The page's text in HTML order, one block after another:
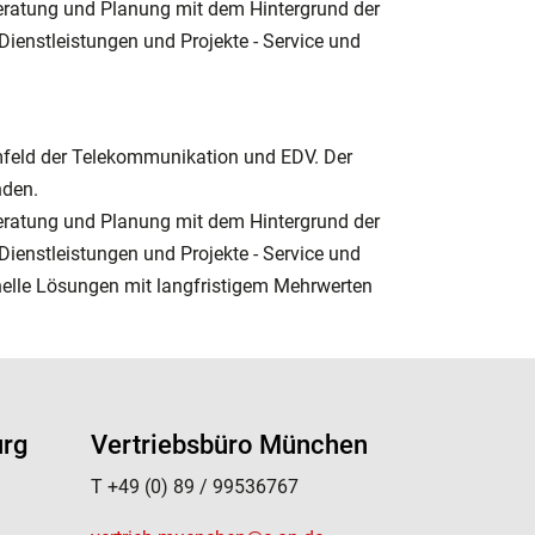
und Planung mit dem Hintergrund der
und Projekte - Service und
der Telekommunikation und EDV. Der
und Planung mit dem Hintergrund der
und Projekte - Service und
Lösungen mit langfristigem Mehrwerten
Vertriebsbüro München
T +49 (0) 89 / 99536767